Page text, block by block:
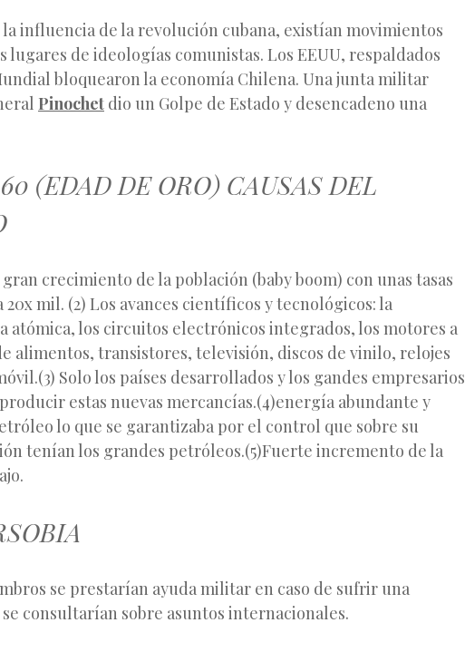
la influencia de la revolución cubana, existían movimientos
de ideologías comunistas. Los EEUU, respaldados
bloquearon la economía Chilena. Una junta militar
Pinochet dio un Golpe de Estado y desencadeno una
(EDAD DE ORO) CAUSAS DEL
crecimiento de la población (baby boom) con unas tasas
mil. (2) Los avances científicos y tecnológicos: la
atómica, los circuitos electrónicos integrados, los motores a
alimentos, transistores, televisión, discos de vinilo, relojes
Solo los países desarrollados y los gandes empresarios
estas nuevas mercancías.(4)energía abundante y
lo que se garantizaba por el control que sobre su
tenían los grandes petróleos.(5)Fuerte incremento de la
se prestarían ayuda militar en caso de sufrir una
consultarían sobre asuntos internacionales.